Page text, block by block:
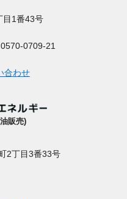
目1番43号
0709-21
合わせ
販売)
2丁目3番33号